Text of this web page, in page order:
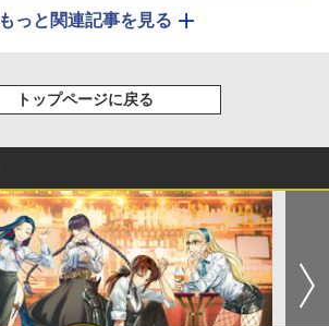
もっと関連記事を見る
トップページに戻る